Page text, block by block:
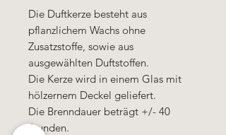
Die Duftkerze besteht aus
pflanzlichem Wachs ohne
Zusatzstoffe, sowie aus
ausgewählten Duftstoffen.
Die Kerze wird in einem Glas mit
hölzernem Deckel geliefert.
Die Brenndauer beträgt +/- 40
Stunden.